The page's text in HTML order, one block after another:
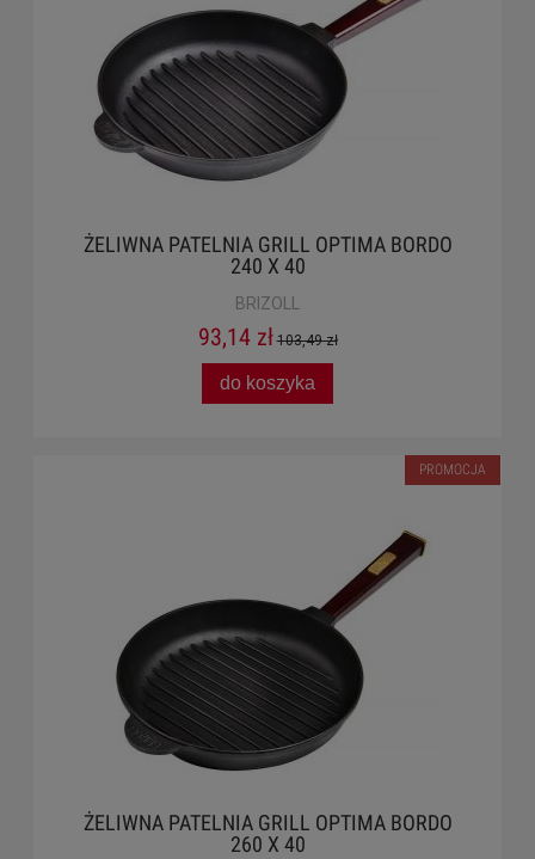
ŻELIWNA PATELNIA GRILL OPTIMA BORDO
240 X 40
BRIZOLL
93,14 zł 103,49 zł
do koszyka
ŻELIWNA PATELNIA GRILL OPTIMA BORDO
260 X 40
PROMOCJA